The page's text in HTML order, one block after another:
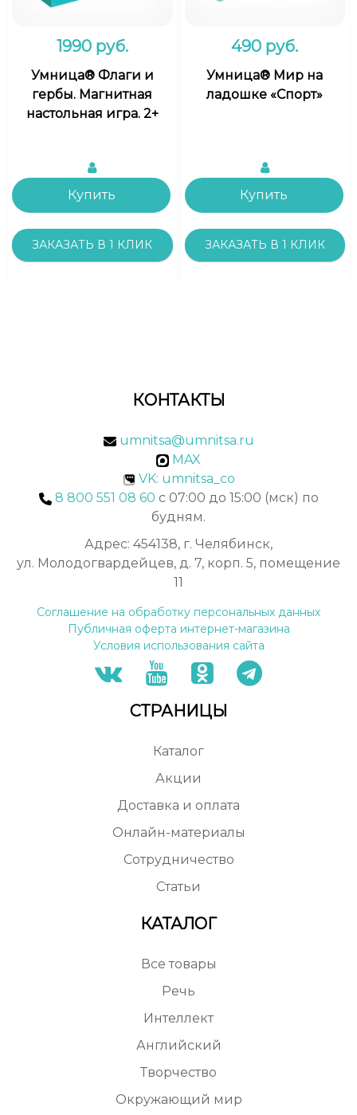
1990 руб.
Умница® Флаги и
гербы. Магнитная
настольная игра. 2+
Купить
ЗАКАЗАТЬ В 1 КЛИК
490 руб.
Умница® Мир на
ладошке «Спорт»
Купить
ЗАКАЗАТЬ В 1 КЛИК
СТРАНИЦЫ
Каталог
Акции
Доставка и оплата
Онлайн-материалы
Сотрудничество
Статьи
КАТАЛОГ
Все товары
Речь
Интеллект
Английский
Творчество
Окружающий мир
КОНТАКТЫ
umnitsa@umnitsa.ru
MAX
VK: umnitsa_co
8 800 551 08 60 с 07:00 до 15:00 (мск) по
будням.
Адрес: 454138, г. Челябинск,
ул. Молодогвардейцев, д. 7, корп. 5, помещение
11
Соглашение на обработку персональных данных
Публичная оферта интернет-магазина
Условия использования сайта